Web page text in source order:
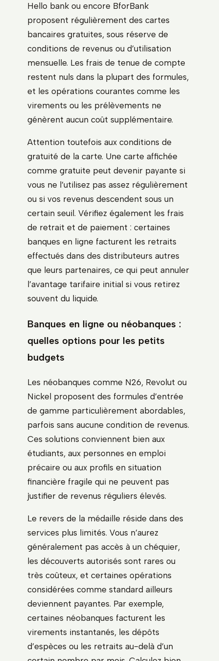
Hello bank ou encore BforBank
proposent régulièrement des cartes
bancaires gratuites, sous réserve de
conditions de revenus ou d’utilisation
mensuelle. Les frais de tenue de compte
restent nuls dans la plupart des formules,
et les opérations courantes comme les
virements ou les prélèvements ne
génèrent aucun coût supplémentaire.
Attention toutefois aux conditions de
gratuité de la carte. Une carte affichée
comme gratuite peut devenir payante si
vous ne l’utilisez pas assez régulièrement
ou si vos revenus descendent sous un
certain seuil. Vérifiez également les frais
de retrait et de paiement : certaines
banques en ligne facturent les retraits
effectués dans des distributeurs autres
que leurs partenaires, ce qui peut annuler
l’avantage tarifaire initial si vous retirez
souvent du liquide.
Banques en ligne ou néobanques :
quelles options pour les petits
budgets
Les néobanques comme N26, Revolut ou
Nickel proposent des formules d’entrée
de gamme particulièrement abordables,
parfois sans aucune condition de revenus.
Ces solutions conviennent bien aux
étudiants, aux personnes en emploi
précaire ou aux profils en situation
financière fragile qui ne peuvent pas
justifier de revenus réguliers élevés.
Le revers de la médaille réside dans des
services plus limités. Vous n’aurez
généralement pas accès à un chéquier,
les découverts autorisés sont rares ou
très coûteux, et certaines opérations
considérées comme standard ailleurs
deviennent payantes. Par exemple,
certaines néobanques facturent les
virements instantanés, les dépôts
d’espèces ou les retraits au-delà d’un